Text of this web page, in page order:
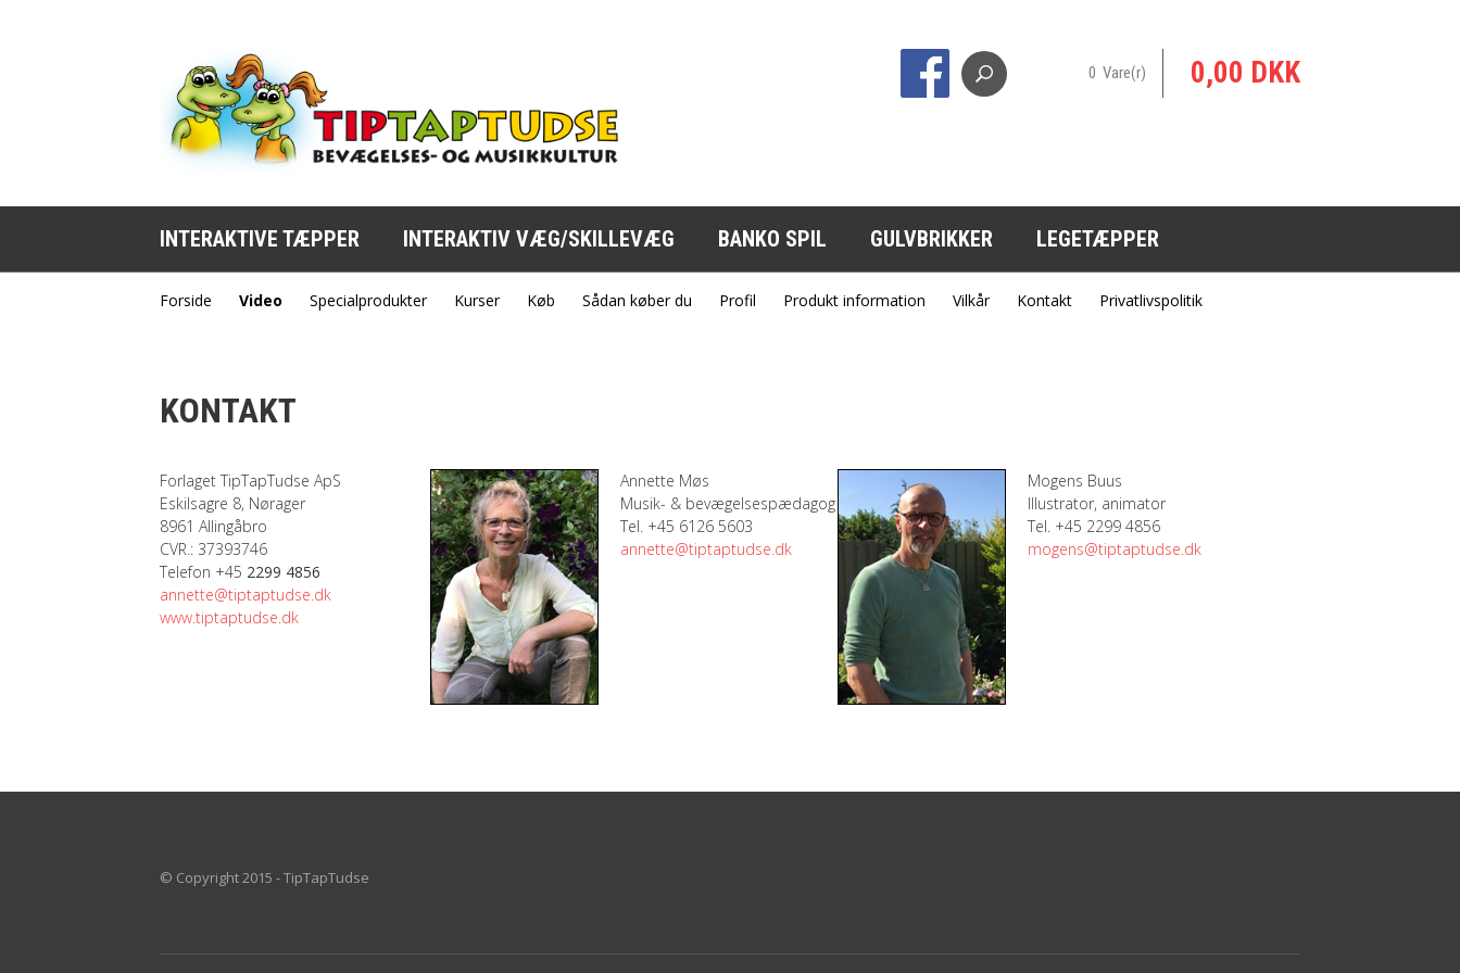
0 Vare(r) 0,00 DKK
INTERAKTIVE TÆPPER INTERAKTIV VÆG/SKILLEVÆG BANKO SPIL GULVBRIKKER LEGETÆPPER
Forside Video Specialprodukter Kurser Køb Sådan køber du Profil Produkt information Vilkår Kontakt Privatlivspolitik
KONTAKT
Forlaget TipTapTudse ApS
Eskilsagre 8, Nørager
8961 Allingåbro
CVR.: 37393746
Telefon +45 2299 4856
annette@tiptaptudse.dk
www.tiptaptudse.dk
Annette Møs
Musik- & bevægelsespædagog
Tel. +45 6126 5603
annette@tiptaptudse.dk
Mogens Buus
Illustrator, animator
Tel. +45 2299 4856
mogens@tiptaptudse.dk
© Copyright 2015 - TipTapTudse